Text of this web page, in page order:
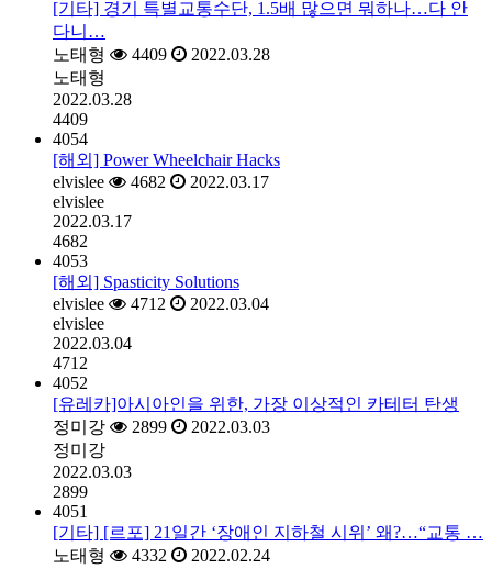
[기타] 경기 특별교통수단, 1.5배 많으면 뭐하나…다 안
다니…
노태형
4409
2022.03.28
노태형
2022.03.28
4409
4054
[해외] Power Wheelchair Hacks
elvislee
4682
2022.03.17
elvislee
2022.03.17
4682
4053
[해외] Spasticity Solutions
elvislee
4712
2022.03.04
elvislee
2022.03.04
4712
4052
[유레카]아시아인을 위한, 가장 이상적인 카테터 탄생
정미강
2899
2022.03.03
정미강
2022.03.03
2899
4051
[기타] [르포] 21일간 ‘장애인 지하철 시위’ 왜?…“교통 …
노태형
4332
2022.02.24